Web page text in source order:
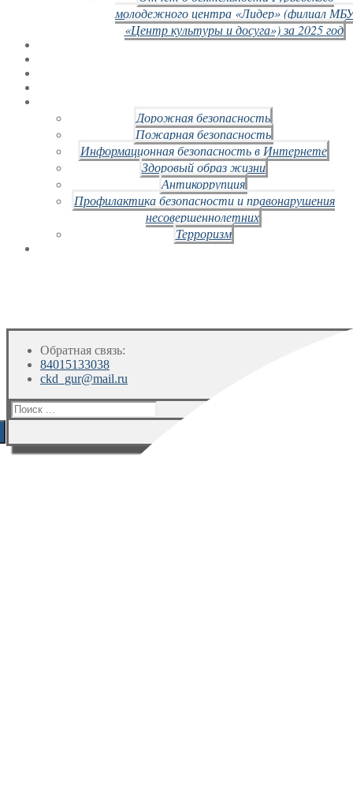
молодежного центра «Лидер» (филиал
«Центр культуры и досуга») за 2025 год
Дорожная безопасность
Пожарная безопасность
Информационная безопасность в Интернете
Здоровый образ жизни
Антикоррупция
Профилактика безопасности и правонарушения
несовершеннолетних
Терроризм
Обратная связь:
84015133038
ckd_gur@mail.ru
Искать: